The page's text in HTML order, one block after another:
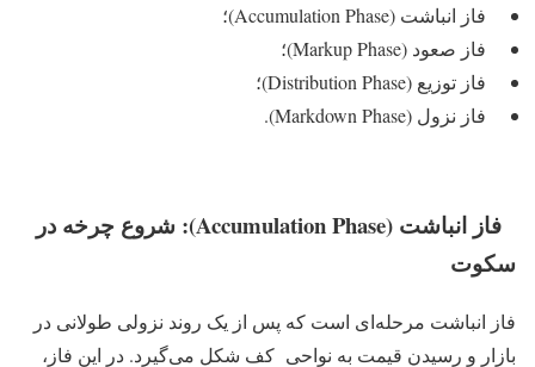
فاز انباشت (Accumulation Phase)؛
فاز صعود (Markup Phase)؛
فاز توزیع (Distribution Phase)؛
فاز نزول (Markdown Phase).
فاز انباشت (Accumulation Phase): شروع چرخه در
سکوت
فاز انباشت مرحله‌ای است که پس از یک روند نزولی طولانی در
بازار و رسیدن قیمت به نواحی کف شکل می‌گیرد. در این فاز،